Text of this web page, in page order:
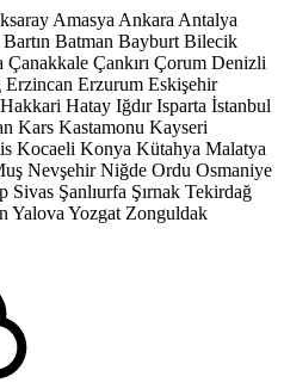
Amasya Ankara Antalya
Bartın Batman Bayburt Bilecik
Çanakkale Çankırı Çorum Denizli
Erzincan Erzurum Eskişehir
Hakkari Hatay Iğdır Isparta İstanbul
Kars Kastamonu Kayseri
Kocaeli Konya Kütahya Malatya
Nevşehir Niğde Ordu Osmaniye
Sivas Şanlıurfa Şırnak Tekirdağ
Yalova Yozgat Zonguldak